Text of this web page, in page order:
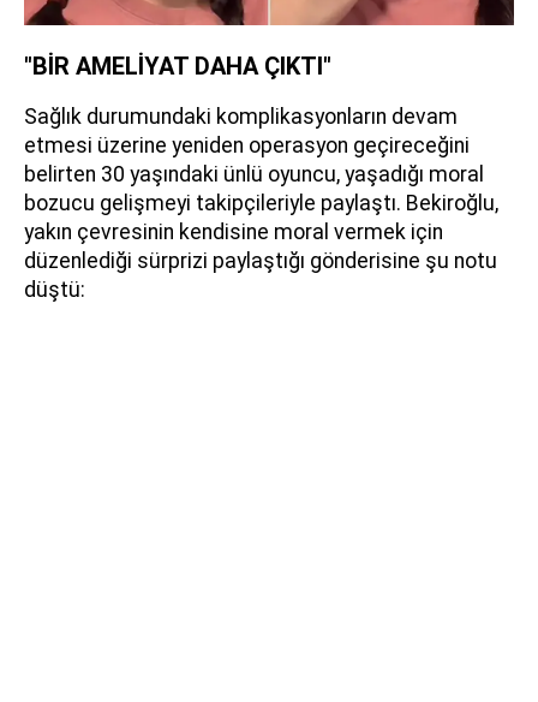
"BİR AMELİYAT DAHA ÇIKTI"
Sağlık durumundaki komplikasyonların devam
etmesi üzerine yeniden operasyon geçireceğini
belirten 30 yaşındaki ünlü oyuncu, yaşadığı moral
bozucu gelişmeyi takipçileriyle paylaştı. Bekiroğlu,
yakın çevresinin kendisine moral vermek için
düzenlediği sürprizi paylaştığı gönderisine şu notu
düştü: